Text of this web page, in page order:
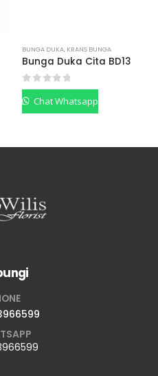
BUNGA DUKA,KRANS BUNGA
Bunga Duka Cita BD13
out of 5
Chat Whatsapp